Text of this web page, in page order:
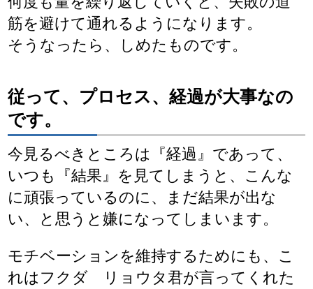
筋を避けて通れるようになります。
そうなったら、しめたものです。
従って、プロセス、経過が大事なの
です。
今見るべきところは『経過』であって、
いつも『結果』を見てしまうと、こんな
に頑張っているのに、まだ結果が出な
い、と思うと嫌になってしまいます。
モチベーションを維持するためにも、こ
れはフクダ リョウタ君が言ってくれた